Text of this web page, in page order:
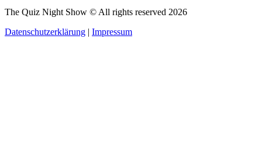
The Quiz Night Show © All rights reserved 2026
Datenschutzerklärung | Impressum